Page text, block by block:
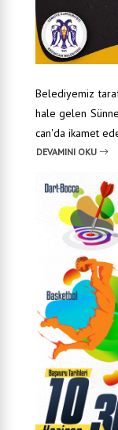
Belediyemiz
hale gelen
can'da ikamet
DEVAMINI OKU